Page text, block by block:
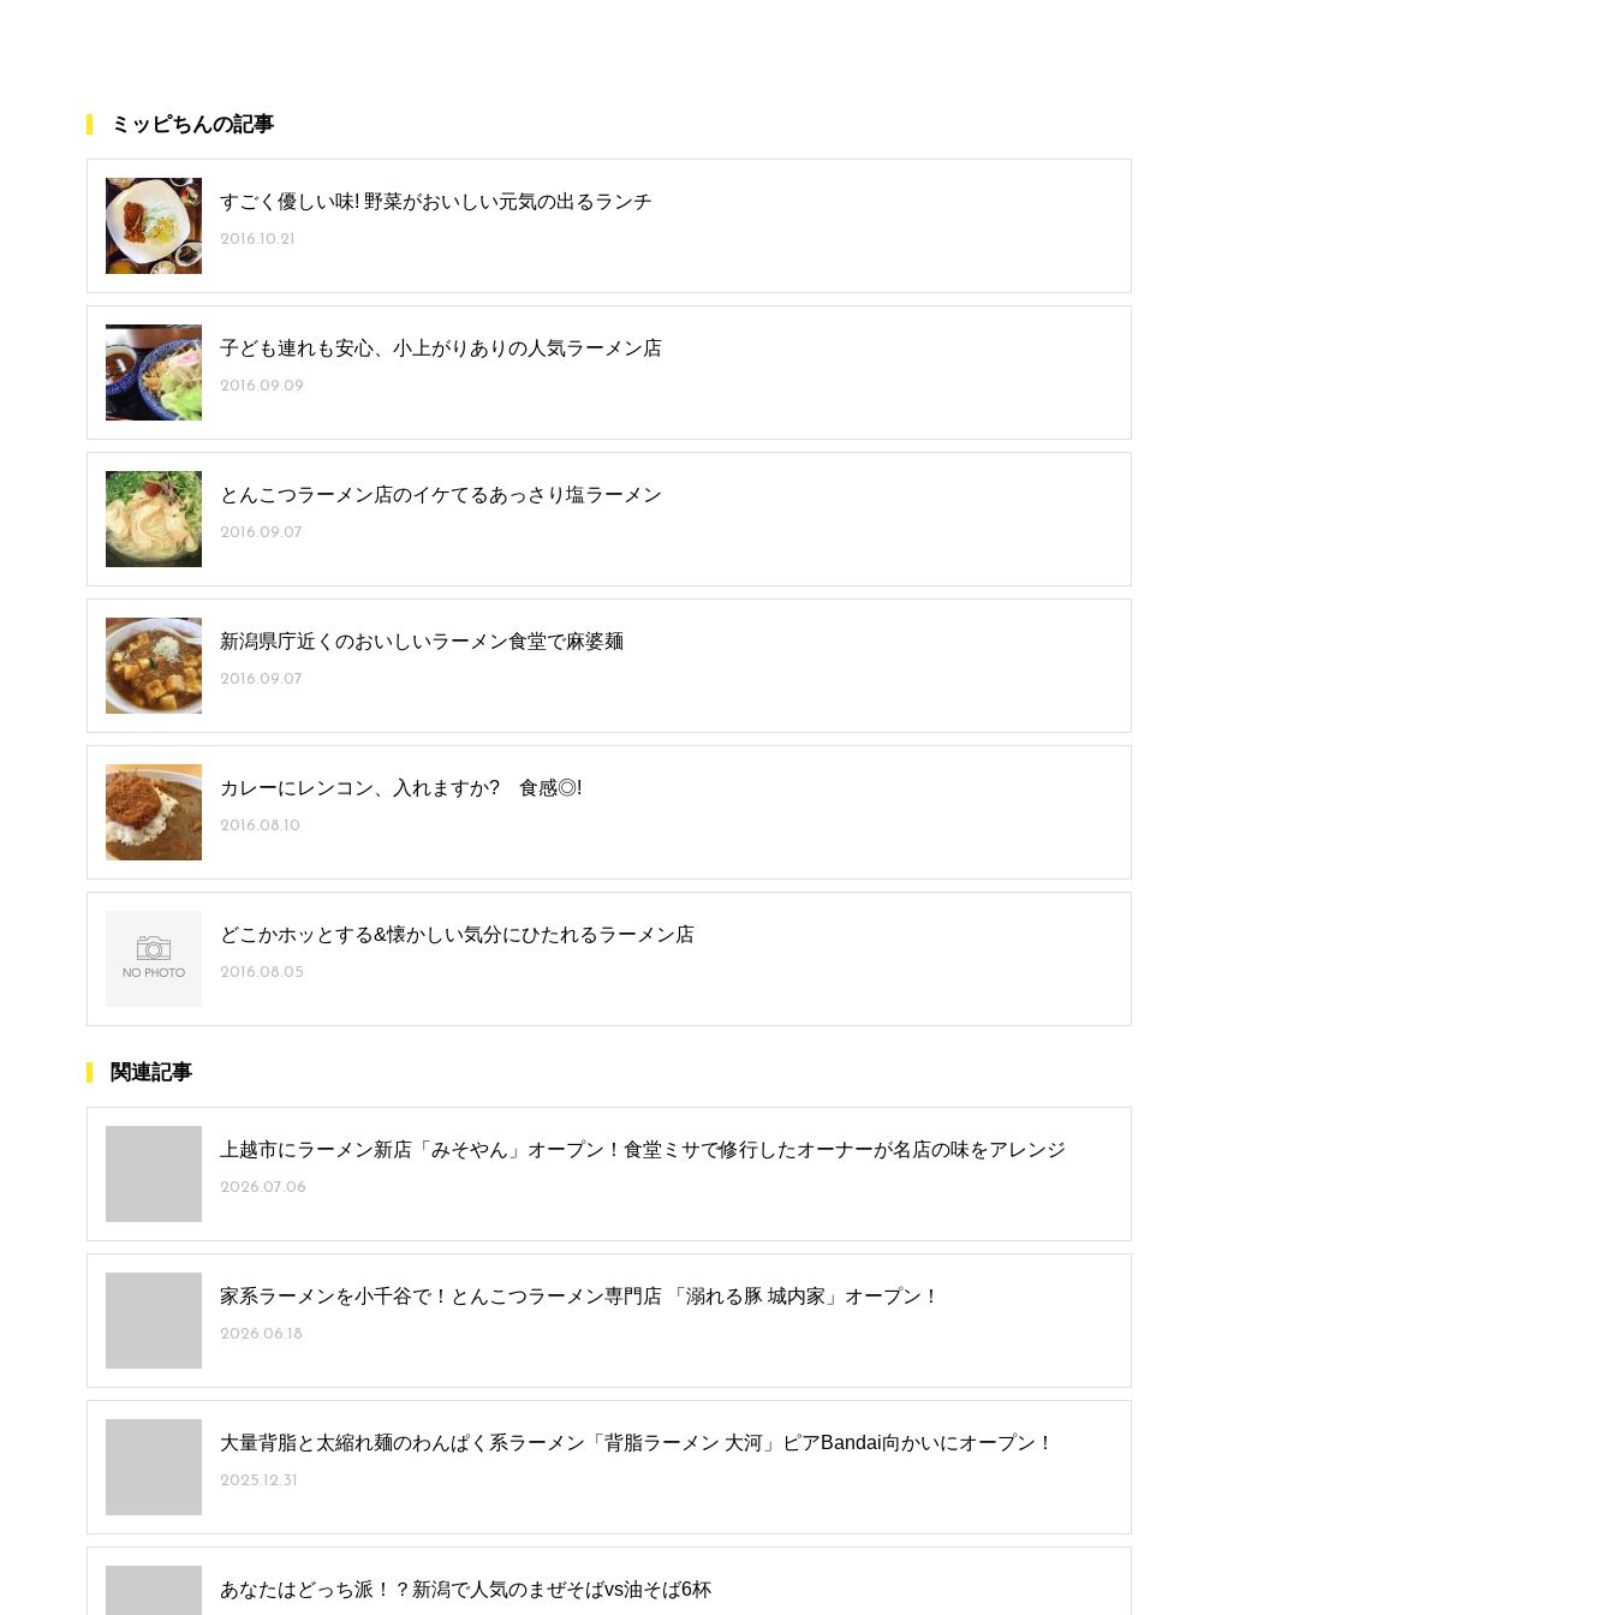
ミッピちんの記事
すごく優しい味! 野菜がおいしい元気の出るランチ
2016.10.21
子ども連れも安心、小上がりありの人気ラーメン店
2016.09.09
とんこつラーメン店のイケてるあっさり塩ラーメン
2016.09.07
新潟県庁近くのおいしいラーメン食堂で麻婆麺
2016.09.07
カレーにレンコン、入れますか? 食感◎!
2016.08.10
どこかホッとする&懐かしい気分にひたれるラーメン店
2016.08.05
関連記事
上越市にラーメン新店「みそやん」オープン！食堂ミサで修行したオーナーが名店の味をアレンジ
2026.07.06
家系ラーメンを小千谷で！とんこつラーメン専門店 「溺れる豚 城内家」オープン！
2026.06.18
大量背脂と太縮れ麺のわんぱく系ラーメン「背脂ラーメン 大河」ピアBandai向かいにオープン！
2025.12.31
あなたはどっち派！？新潟で人気のまぜそばvs油そば6杯